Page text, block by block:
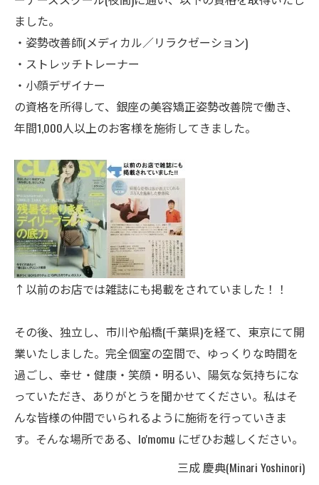
ました。
・姿勢改善師(メディカル／リラクゼーション)
・ストレッチトレーナー
・小顔デザイナー
の資格を所得して、銀座の美容矯正姿勢改善院で働き、
年間1,000人以上のお客様を施術してきました。
↑以前のお店では雑誌にも掲載をされていました！！
その後、独立し、市川や船橋(千葉県)を経て、東京にて開
業いたしました。完全個室の空間で、ゆっくりな時間を
過ごし、幸せ・健康・笑顔・明るい、陽気な気持ちにな
っていただき、ありがとうを聞かせてください。私はそ
んな皆様の仲間でいられるように施術を行っていきま
す。そんな場所である、lo'momu にぜひお越しください。
三成 慶典(Minari Yoshinori)